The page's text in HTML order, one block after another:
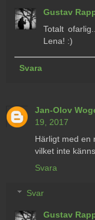
Gustav
Totalt
Lena! :)
Svara
Jan-Olov
19, 2017
Härligt med en
vilket inte
Svara
Svar
Gustav